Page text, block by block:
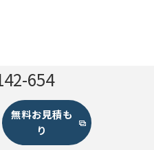
654
無料お見積も
り